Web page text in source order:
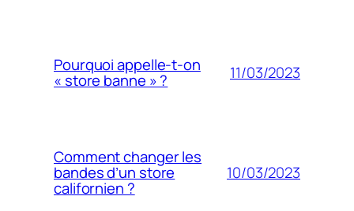
Pourquoi appelle-t-on
« store banne » ? 11/03/2023
Comment changer les
bandes d’un store
californien ?
10/03/2023